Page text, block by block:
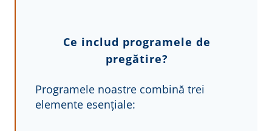
Ce includ programele de
pregătire?
Programele noastre combină trei
elemente esențiale: